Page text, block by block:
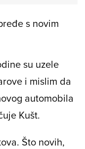
s novim
su uzele
i mislim da
automobila
Kušt.
Što novih,